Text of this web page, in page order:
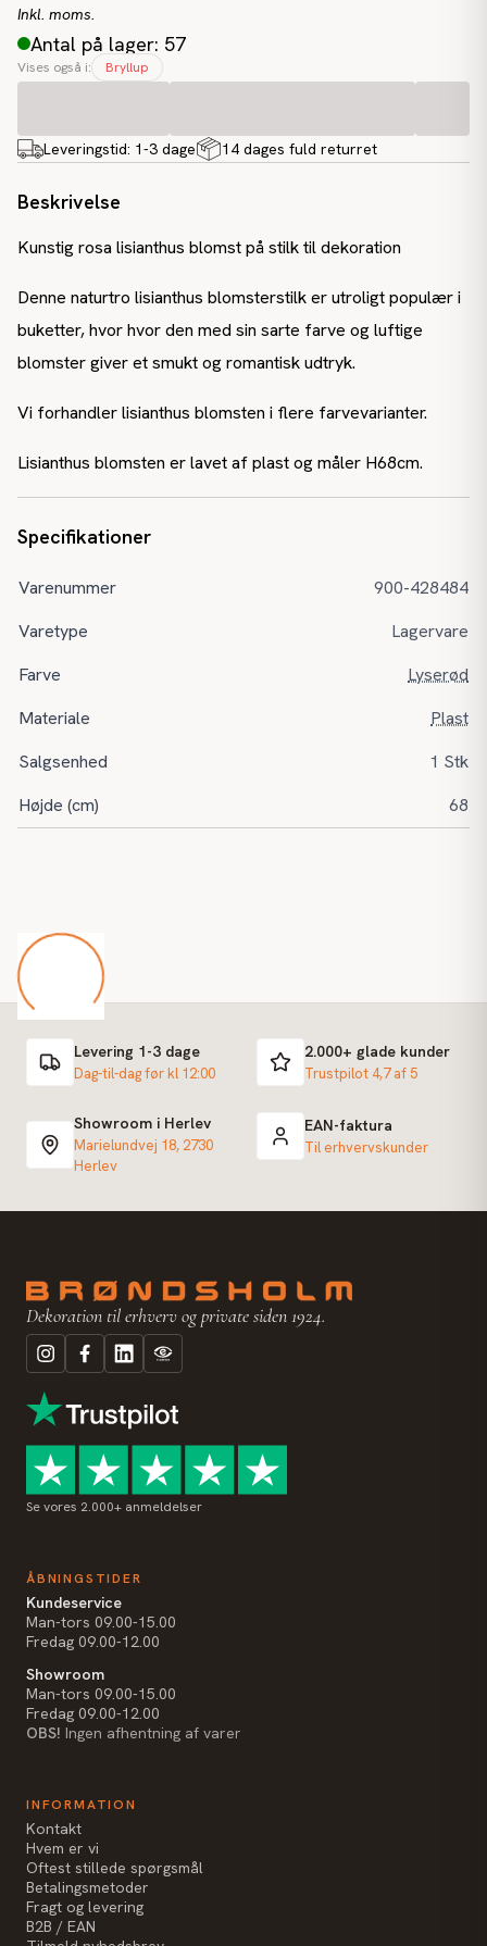
Inkl. moms.
Antal på lager: 57
Vises også i: Bryllup
Leveringstid: 1-3 dage 14 dages fuld returret
Beskrivelse
Kunstig rosa lisianthus blomst på stilk til dekoration
Denne naturtro lisianthus blomsterstilk er utroligt populær i
buketter, hvor hvor den med sin sarte farve og luftige
blomster giver et smukt og romantisk udtryk.
Vi forhandler lisianthus blomsten i flere farvevarianter.
Lisianthus blomsten er lavet af plast og måler H68cm.
Specifikationer
Varenummer
900-428484
Varetype
Lagervare
Farve
Lyserød
Materiale
Plast
Salgsenhed
1 Stk
Højde (cm)
68
Levering 1-3 dage
Dag-til-dag før kl 12:00
2.000+ glade kunder
Trustpilot 4,7 af 5
Showroom i Herlev
Marielundvej 18, 2730
Herlev
EAN-faktura
Til erhvervskunder
Dekoration til erhverv og private siden 1924.
Se vores 2.000+ anmeldelser
ÅBNINGSTIDER
Kundeservice
Man-tors 09.00-15.00
Fredag 09.00-12.00
Showroom
Man-tors 09.00-15.00
Fredag 09.00-12.00
OBS! Ingen afhentning af varer
INFORMATION
Kontakt
Hvem er vi
Oftest stillede spørgsmål
Betalingsmetoder
Fragt og levering
B2B / EAN